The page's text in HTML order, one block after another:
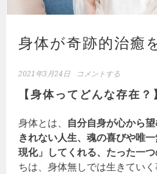
身体が奇跡的治癒
2021年3月24日 コメントする
【身体ってどんな存在？】
身体とは、 自分自身が心から
きれない人生、魂の喜びや唯
現化」してくれる、たった一
ちは、身体無しでは生きてい